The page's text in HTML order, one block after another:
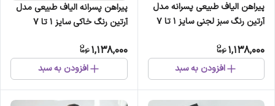
پیراهن الیاف طبیعی پسرانه مدل
آرتین رنگ سبز لجنی سایز 1 تا 7
1,138,000
افزودن به سبد
پیراهن پسرانه الیاف طبیعی مدل
آرتین رنگ خاکی سایز 1 تا 7
1,138,000
افزودن به سبد